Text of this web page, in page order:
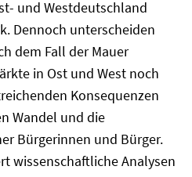
und Westdeutschland
Dennoch unterscheiden
dem Fall der Mauer
in Ost und West noch
Konsequenzen
Wandel und die
Bürgerinnen und Bürger.
wissenschaftliche Analysen